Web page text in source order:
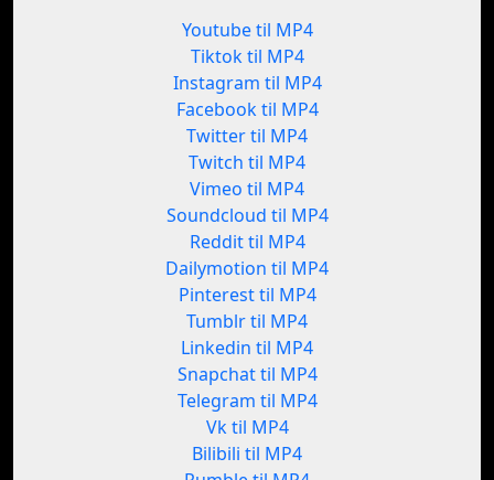
Youtube til MP4
Tiktok til MP4
Instagram til MP4
Facebook til MP4
Twitter til MP4
Twitch til MP4
Vimeo til MP4
Soundcloud til MP4
Reddit til MP4
Dailymotion til MP4
Pinterest til MP4
Tumblr til MP4
Linkedin til MP4
Snapchat til MP4
Telegram til MP4
Vk til MP4
Bilibili til MP4